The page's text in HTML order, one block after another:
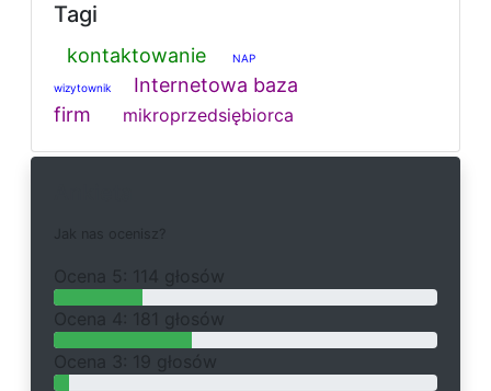
Tagi
kontaktowanie NAP
wizytownik
Internetowa baza
firm
mikroprzedsiębiorca
a a
O
a 5: 114 głosów
O
a 4: 181 głosów
O
a 3: 19 głosów